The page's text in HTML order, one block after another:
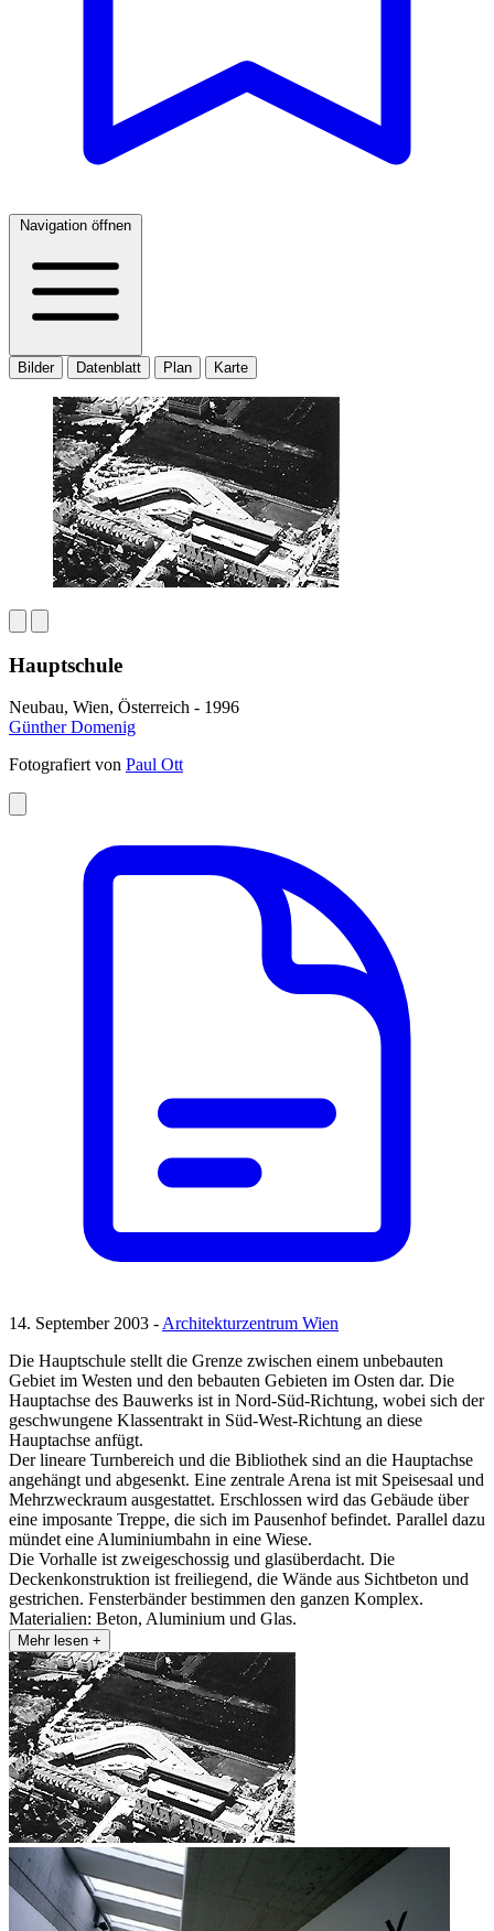
Navigation öffnen
Bilder Datenblatt Plan Karte
Hauptschule
Neubau, Wien, Österreich - 1996
Günther Domenig
Fotografiert von Paul Ott
14. September 2003 -Architekturzentrum Wien
Die Hauptschule stellt die Grenze zwischen einem unbebauten
Gebiet im Westen und den bebauten Gebieten im Osten dar. Die
Hauptachse des Bauwerks ist in Nord-Süd-Richtung, wobei sich der
geschwungene Klassentrakt in Süd-West-Richtung an diese
Hauptachse anfügt.
Der lineare Turnbereich und die Bibliothek sind an die Hauptachse
angehängt und abgesenkt. Eine zentrale Arena ist mit Speisesaal und
Mehrzweckraum ausgestattet. Erschlossen wird das Gebäude über
eine imposante Treppe, die sich im Pausenhof befindet. Parallel dazu
mündet eine Aluminiumbahn in eine Wiese.
Die Vorhalle ist zweigeschossig und glasüberdacht. Die
Deckenkonstruktion ist freiliegend, die Wände aus Sichtbeton und
gestrichen. Fensterbänder bestimmen den ganzen Komplex.
Materialien: Beton, Aluminium und Glas.
Mehr lesen +